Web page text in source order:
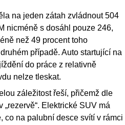
na jeden zátah zvládnout 504
nicméně s dosáhl pouze 246,
než 49 procent toho
případě. Auto startující na
do práce z relativně
nelze tleskat.
záležitost řeší, přičemž dle
Elektrické SUV má
co na palubní desce svítí v rámci